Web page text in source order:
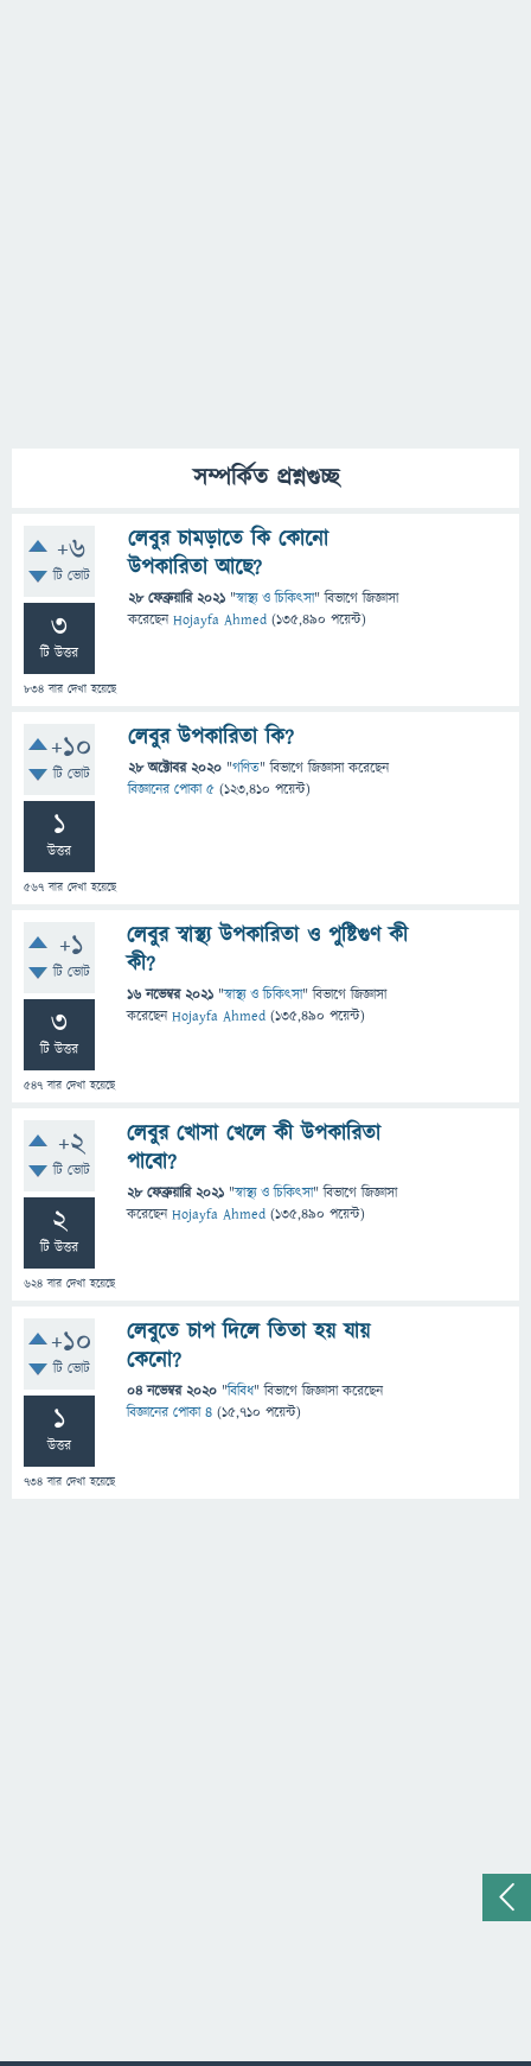
সম্পর্কিত প্রশ্নগুচ্ছ
+6
টি ভোট
3
টি উত্তর
834 বার দেখা হয়েছে
লেবুর চামড়াতে কি কোনো
উপকারিতা আছে?
28 ফেব্রুয়ারি 2021 "স্বাস্থ্য ও চিকিৎসা" বিভাগে জিজ্ঞাসা
করেছেনHojayfa Ahmed (135,490 পয়েন্ট)
+10
টি ভোট
1
উত্তর
567 বার দেখা হয়েছে
লেবুর উপকারিতা কি?
28 অক্টোবর 2020 "গণিত" বিভাগে জিজ্ঞাসাকরেছেন
বিজ্ঞানের পোকা ৫ (123,410 পয়েন্ট)
+1
টি ভোট
3
টি উত্তর
547 বার দেখা হয়েছে
লেবুর স্বাস্থ্য উপকারিতা ও পুষ্টিগুণ কী
কী?
16 নভেম্বর 2021 "স্বাস্থ্য ও চিকিৎসা" বিভাগে জিজ্ঞাসা
করেছেনHojayfa Ahmed (135,490 পয়েন্ট)
+2
টি ভোট
2
টি উত্তর
624 বার দেখা হয়েছে
লেবুর খোসা খেলে কী উপকারিতা
পাবো?
28 ফেব্রুয়ারি 2021 "স্বাস্থ্য ও চিকিৎসা" বিভাগে জিজ্ঞাসা
করেছেনHojayfa Ahmed (135,490 পয়েন্ট)
+10
টি ভোট
1
উত্তর
734 বার দেখা হয়েছে
লেবুতে চাপ দিলে তিতা হয় যায়
কেনো?
04 নভেম্বর 2020 "বিবিধ" বিভাগে জিজ্ঞাসাকরেছেন
বিজ্ঞানের পোকা ৪ (15,710 পয়েন্ট)